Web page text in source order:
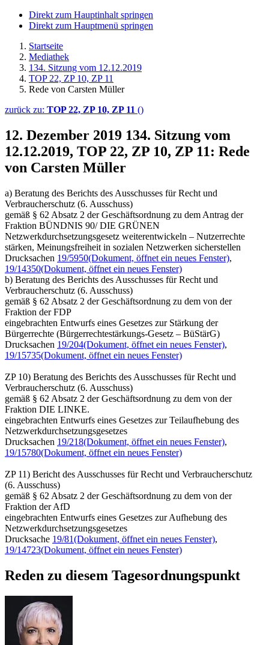
Direkt zum Hauptinhalt springen
Direkt zum Hauptmenü springen
Startseite
Mediathek
134. Sitzung vom 12.12.2019
TOP 22, ZP 10, ZP 11
Rede von Carsten Müller
zurück zu: TOP 22, ZP 10, ZP 11 ()
12. Dezember 2019 134. Sitzung vom
12.12.2019, TOP 22, ZP 10, ZP 11: Rede
von Carsten Müller
a) Beratung des Berichts des Ausschusses für Recht und
Verbraucherschutz (6. Ausschuss)
gemäß § 62 Absatz 2 der Geschäftsordnung zu dem Antrag der
Fraktion BÜNDNIS 90/ DIE GRÜNEN
Netzwerkdurchsetzungsgesetz weiterentwickeln – Nutzerrechte
stärken, Meinungsfreiheit in sozialen Netzwerken sicherstellen
Drucksachen 19/5950(Dokument, öffnet ein neues Fenster),
19/14350(Dokument, öffnet ein neues Fenster)
b) Beratung des Berichts des Ausschusses für Recht und
Verbraucherschutz (6. Ausschuss)
gemäß § 62 Absatz 2 der Geschäftsordnung zu dem von der
Fraktion der FDP
eingebrachten Entwurfs eines Gesetzes zur Stärkung der
Bürgerrechte (Bürgerrechtestärkungs-Gesetz – BüStärG)
Drucksachen 19/204(Dokument, öffnet ein neues Fenster),
19/15735(Dokument, öffnet ein neues Fenster)
ZP 10) Beratung des Berichts des Ausschusses für Recht und
Verbraucherschutz (6. Ausschuss)
gemäß § 62 Absatz 2 der Geschäftsordnung zu dem von der
Fraktion DIE LINKE.
eingebrachten Entwurfs eines Gesetzes zur Teilaufhebung des
Netzwerkdurchsetzungsgesetzes
Drucksachen 19/218(Dokument, öffnet ein neues Fenster),
19/15780(Dokument, öffnet ein neues Fenster)
ZP 11) Bericht des Ausschusses für Recht und Verbraucherschutz
(6. Ausschuss)
gemäß § 62 Absatz 2 der Geschäftsordnung zu dem von der
Fraktion der AfD
eingebrachten Entwurfs eines Gesetzes zur Aufhebung des
Netzwerkdurchsetzungsgesetzes
Drucksache 19/81(Dokument, öffnet ein neues Fenster),
19/14723(Dokument, öffnet ein neues Fenster)
Reden zu diesem Tagesordnungspunkt